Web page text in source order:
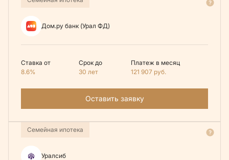
Дом.ру банк (Урал ФД)
Ставка от
8.6%
Срок до
30 лет
Платеж в месяц
121 907 руб.
Оставить заявку
Семейная ипотека
Уралсиб